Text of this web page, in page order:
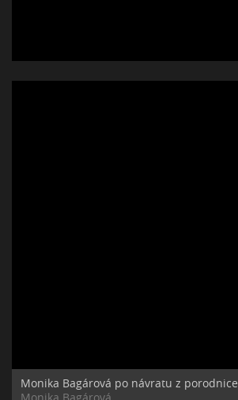
Monika Bagárová po návratu z porodnice